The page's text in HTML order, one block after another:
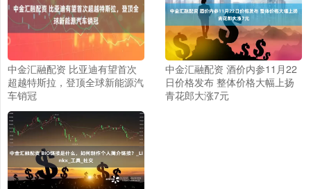
中金汇融配资 比亚迪有望首次
超越特斯拉，登顶全球新能源汽
车销冠
中金汇融配资 酒价内参11月22
日价格发布 整体价格大幅上扬
青花郎大涨7元